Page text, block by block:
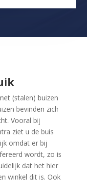
(stalen) buizen
bevinden zich
Vooral bij
ziet u de buis
omdat er bij
wordt, zo is
dat het hier
winkel dit is. Ook